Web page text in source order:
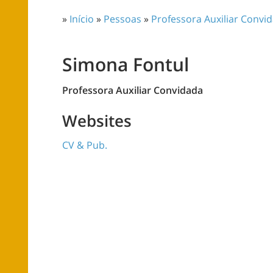
» Início » Pessoas » Professora Auxiliar
Simona Fontul
Professora Auxiliar Convidada
Websites
CV & Pub.